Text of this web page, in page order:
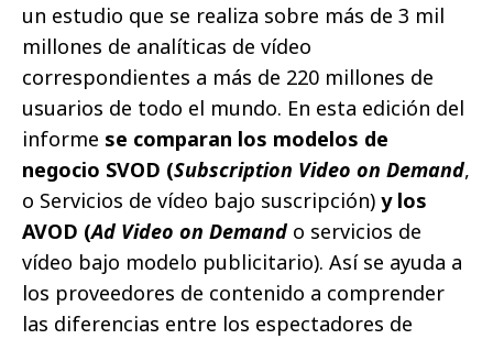
un estudio que se realiza sobre más de 3 mil
millones de analíticas de vídeo
correspondientes a más de 220 millones de
usuarios de todo el mundo. En esta edición del
informe se comparan los modelos de
negocio SVOD (Subscription Video on Demand,
o Servicios de vídeo bajo suscripción) y los
AVOD (Ad Video on Demand o servicios de
vídeo bajo modelo publicitario). Así se ayuda a
los proveedores de contenido a comprender
las diferencias entre los espectadores de